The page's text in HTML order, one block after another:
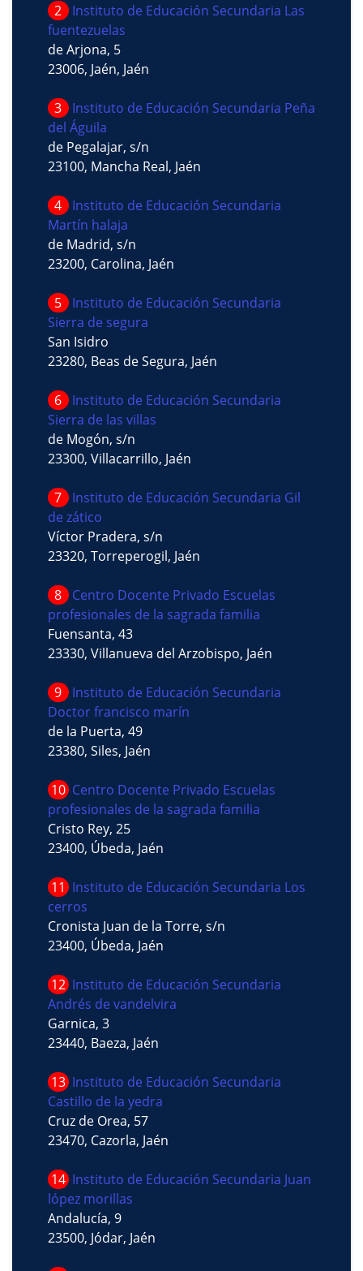
2
Instituto de Educación Secundaria Las
fuentezuelas
de Arjona, 5
23006, Jaén, Jaén
3
Instituto de Educación Secundaria Peña
del Águila
de Pegalajar, s/n
23100, Mancha Real, Jaén
4
Instituto de Educación Secundaria
Martín halaja
de Madrid, s/n
23200, Carolina, Jaén
5
Instituto de Educación Secundaria
Sierra de segura
San Isidro
23280, Beas de Segura, Jaén
6
Instituto de Educación Secundaria
Sierra de las villas
de Mogón, s/n
23300, Villacarrillo, Jaén
7
Instituto de Educación Secundaria Gil
de zático
Víctor Pradera, s/n
23320, Torreperogil, Jaén
8
Centro Docente Privado Escuelas
profesionales de la sagrada familia
Fuensanta, 43
23330, Villanueva del Arzobispo, Jaén
9
Instituto de Educación Secundaria
Doctor francisco marín
de la Puerta, 49
23380, Siles, Jaén
10 Centro Docente Privado Escuelas
profesionales de la sagrada familia
Cristo Rey, 25
23400, Úbeda, Jaén
11 Instituto de Educación Secundaria Los
cerros
Cronista Juan de la Torre, s/n
23400, Úbeda, Jaén
12 Instituto de Educación Secundaria
Andrés de vandelvira
Garnica, 3
23440, Baeza, Jaén
13 Instituto de Educación Secundaria
Castillo de la yedra
Cruz de Orea, 57
23470, Cazorla, Jaén
14 Instituto de Educación Secundaria Juan
lópez morillas
Andalucía, 9
23500, Jódar, Jaén